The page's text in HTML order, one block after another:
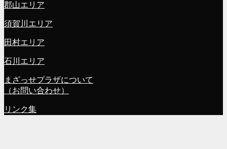
郡山エリア
須賀川エリア
田村エリア
石川エリア
まざっせプラザについて
（お問い合わせ）
リンク集